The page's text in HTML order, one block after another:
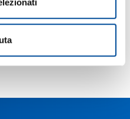
il Tuo Cellulare!” –